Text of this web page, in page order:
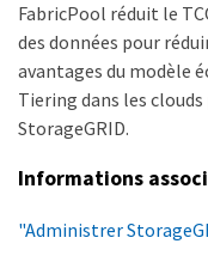
FabricPool réduit le
des données pour
avantages du modèle
Tiering dans les
StorageGRID.
Informations
"Administrer